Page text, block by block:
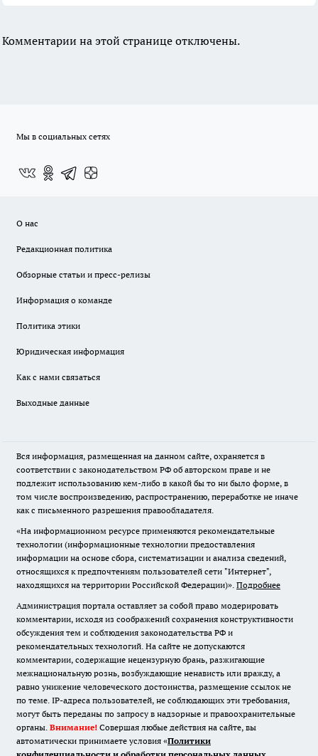
Комментарии на этой странице отключены.
Мы в социальных сетях
О нас
Редакционная политика
Обзорные статьи и пресс-релизы
Информация о команде
Политика этики
Юридическая информация
Как с нами связаться
Выходные данные
Вся информация, размещенная на данном сайте, охраняется в
соответствии с законодательством РФ об авторском праве и не
подлежит использованию кем-либо в какой бы то ни было форме, в
том числе воспроизведению, распространению, переработке не иначе
как с письменного разрешения правообладателя.
«На информационном ресурсе применяются рекомендательные
технологии (информационные технологии предоставления
информации на основе сбора, систематизации и анализа сведений,
относящихся к предпочтениям пользователей сети "Интернет",
находящихся на территории Российской Федерации)». Подробнее
Администрация портала оставляет за собой право модерировать
комментарии, исходя из соображений сохранения конструктивности
обсуждения тем и соблюдения законодательства РФ и
рекомендательных технологий. На сайте не допускаются
комментарии, содержащие нецензурную брань, разжигающие
межнациональную рознь, возбуждающие ненависть или вражду, а
равно унижение человеческого достоинства, размещение ссылок не
по теме. IP-адреса пользователей, не соблюдающих эти требования,
могут быть переданы по запросу в надзорные и правоохранительные
органы. Внимание! Совершая любые действия на сайте, вы
автоматически принимаете условия «Политики